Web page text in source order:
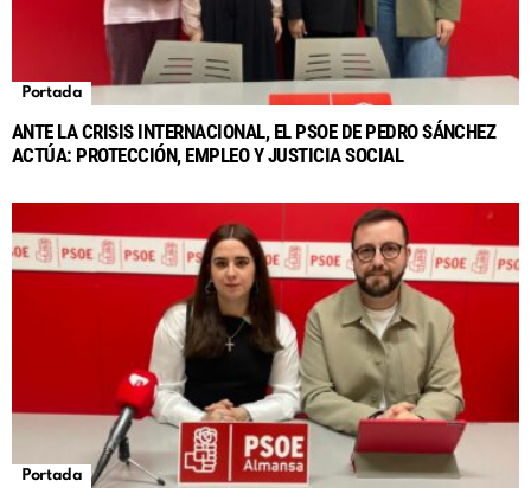
Portada
ANTE LA CRISIS INTERNACIONAL, EL PSOE DE PEDRO SÁNCHEZ
ACTÚA: PROTECCIÓN, EMPLEO Y JUSTICIA SOCIAL
Portada